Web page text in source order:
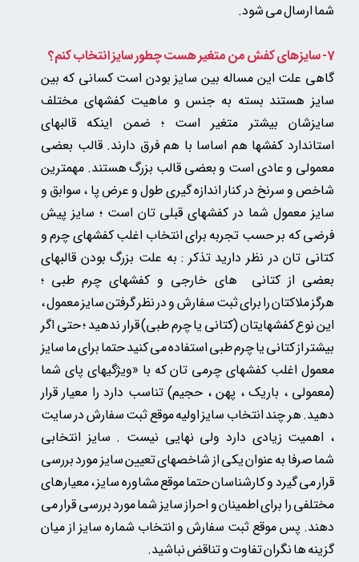
شما ارسال می شود.
7- سایزهای کفش من متغیر هست چطور سایز انتخاب کنم؟
گاهی علت این مساله بین سایز بودن است کسانی که بین
سایز هستند بسته به جنس و ماهیت کفشهای مختلف
سایزشان بیشتر متغیر است ؛ ضمن اینکه قالبهای
استاندارد کفشها هم اساسا با هم فرق دارند. قالب بعضی
معمولی و عادی است و بعضی قالب بزرگ هستند. مهمترین
شاخص و سرنخ در کنار اندازه گیری طول و عرض پا ، سوابق و
سایز معمول شما در کفشهای قبلی تان است ؛ سایز پیش
فرضی که بر حسب تجربه برای انتخاب اغلب کفشهای چرم و
کتانی تان در نظر دارید تذکر : به علت بزرگ بودن قالبهای
بعضی از کتانی های خارجی و کفشهای چرم طبی ؛
هرگز ملاکتان را برای ثبت سفارش و در نظر گرفتن سایز معمول ،
این نوع کفشهایتان (کتانی یا چرم طبی) قرار ندهید ؛ حتی اگر
بیشتر از کتانی یا چرم طبی استفاده می کنید حتما برای ما سایز
معمول اغلب کفشهای چرمی تانکه با «ویژگیهای پای شما
(معمولی ، باریک ، پهن ، حجیم) تناسب دارد را معیار قرار
دهید. هر چند انتخاب سایز اولیه موقع ثبت سفارش در سایت
، اهمیت زیادی دارد ولی نهایی نیست . سایز انتخابی
شما صرفا به عنوان یکی از شاخصهای تعیین سایز مورد بررسی
قرار می گیرد و کارشناسان حتما موقع مشاوره سایز ، معیارهای
مختلفی را برای اطمینان و احراز سایز شما مورد بررسی قرار می
دهند. پس موقع ثبت سفارش و انتخاب شماره سایز از میان
گزینه ها نگران تفاوت و تناقض نباشید.